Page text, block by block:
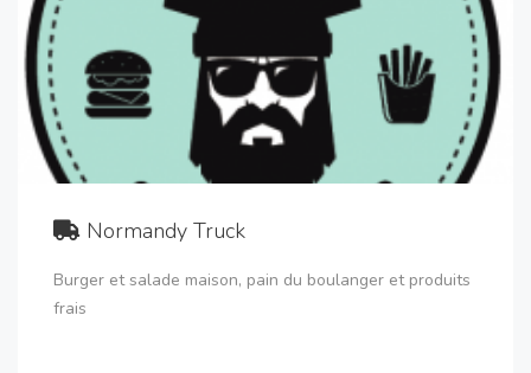
Normandy Truck
Burger et salade maison, pain du boulanger et produits
frais